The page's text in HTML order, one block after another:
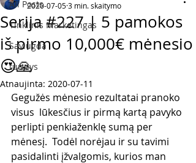
All Posts
Tinklinis Marketingas
Saviugda
turinys
Serija #227 | 5 pamokos
iš pirmo 10,000€ mėnesio
😍🙏
2020-07-053 min. skaitymo
Atnaujinta: 2020-07-11
Gegužės mėnesio rezultatai pranoko
visus  lūkesčius ir pirmą kartą pavyko
perlipti penkiaženklę sumą per
mėnesį.  Todėl norėjau ir su tavimi
pasidalinti įžvalgomis, kurios man